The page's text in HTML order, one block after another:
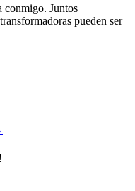
conmigo. Juntos
pueden ser